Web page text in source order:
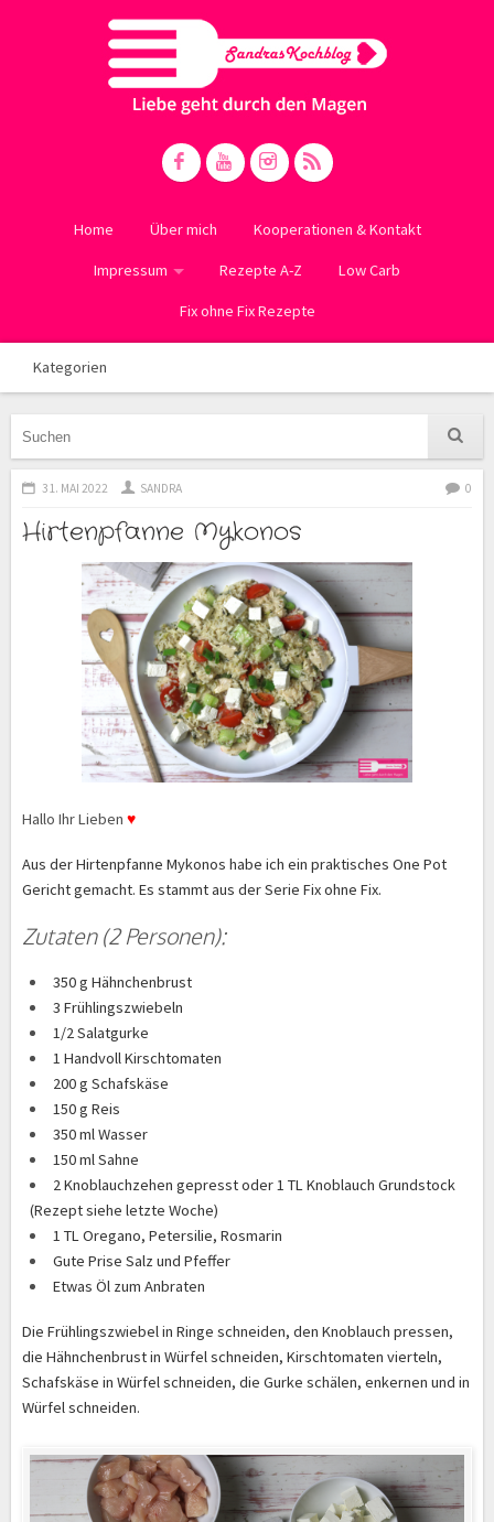
Home Über mich Kooperationen & Kontakt
Impressum Rezepte A-Z Low Carb
Fix ohne Fix Rezepte
Kategorien
31. MAI 2022 SANDRA 0
Hirtenpfanne Mykonos
Hallo Ihr Lieben ♥
Aus der Hirtenpfanne Mykonos habe ich ein praktisches One Pot
Gericht gemacht. Es stammt aus der Serie Fix ohne Fix.
Zutaten (2 Personen):
350 g Hähnchenbrust
3 Frühlingszwiebeln
1/2 Salatgurke
1 Handvoll Kirschtomaten
200 g Schafskäse
150 g Reis
350 ml Wasser
150 ml Sahne
2 Knoblauchzehen gepresst oder 1 TL Knoblauch Grundstock
(Rezept siehe letzte Woche)
1 TL Oregano, Petersilie, Rosmarin
Gute Prise Salz und Pfeffer
Etwas Öl zum Anbraten
Die Frühlingszwiebel in Ringe schneiden, den Knoblauch pressen,
die Hähnchenbrust in Würfel schneiden, Kirschtomaten vierteln,
Schafskäse in Würfel schneiden, die Gurke schälen, enkernen und in
Würfel schneiden.